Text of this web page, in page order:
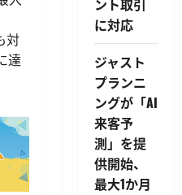
対
達
ント取引
に対応
ジャスト
プランニ
ングが「AI
来客予
測」を提
供開始、
最大1か月